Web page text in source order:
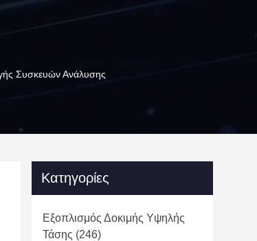
Συσκευών Ανάλυσης
Κατηγορίες
Εξοπλισμός Δοκιμής Υψηλής
Τάσης (246)